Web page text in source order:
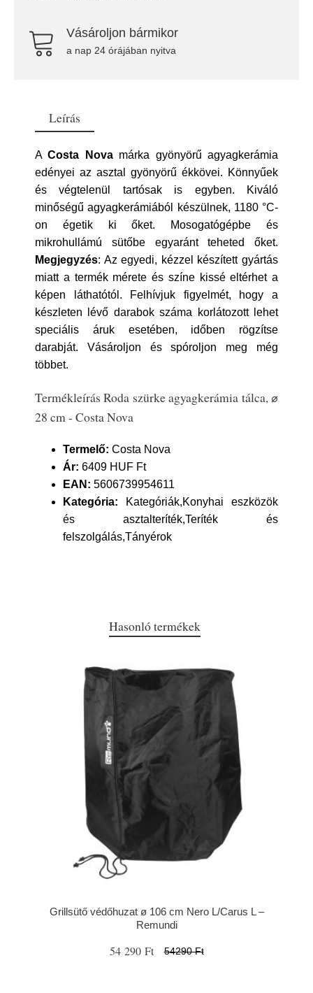
Vásároljon bármikor
a nap 24 órájában nyitva
Leírás
ACosta Novamárka gyönyörű agyagkerámia
edényei az asztal gyönyörű ékkövei. Könnyűek
és végtelenül tartósak is egyben. Kiváló
minőségű agyagkerámiából készülnek, 1180 °C-
on égetik ki őket. Mosogatógépbe és
mikrohullámú sütőbe egyaránt teheted őket.
Megjegyzés: Az egyedi, kézzel készített gyártás
miatt a termék mérete és színe kissé eltérhet a
képen láthatótól. Felhívjuk figyelmét, hogy a
készleten lévő darabok száma korlátozott lehet
speciális áruk esetében, időben rögzítse
darabját. Vásároljon és spóroljon meg még
többet.
Termékleírás Roda szürke agyagkerámia tálca, ⌀
28 cm - Costa Nova
Termelő: Costa Nova
Ár: 6409 HUF Ft
EAN: 5606739954611
Kategória: Kategóriák,Konyhai eszközök
és asztalteríték,Teríték és
felszolgálás,Tányérok
Hasonló termékek
Grillsütő védőhuzat ø 106 cm Nero L/Carus L –
Remundi
54 290 Ft 54290 Ft